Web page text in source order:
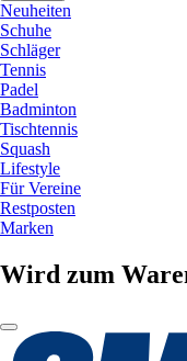
Neuheiten
Schuhe
Schläger
Tennis
Padel
Badminton
Tischtennis
Squash
Lifestyle
Für Vereine
Restposten
Marken
Wird zum